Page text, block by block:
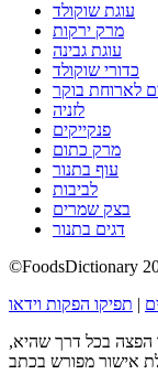
עוגת שוקולד
מרק ירקות
עוגת גבינה
כדורי שוקולד
לארוחת בוקר
לזניה
פנקייקים
מרק כתום
עוף בתנור
לביבות
בצק שמרים
דגים בתנור
| תפיקו הפקות וידאו
הפצה בכל דרך שהיא,
אישור מפורש בכתב